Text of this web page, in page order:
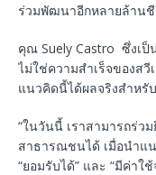
ร่วมพัฒนาอีกหลายล้าน
คุณ Suely Castro ซึ่งเป็
ไม่ใช่ความสำเร็จของสวี
แนวคิดนี้ได้ผลจริงสำหรั
“ในวันนี้ เราสามารถร่
สาธารณชนได้ เมื่อนำแ
“ยอมรับได้” และ “มีค่าใ